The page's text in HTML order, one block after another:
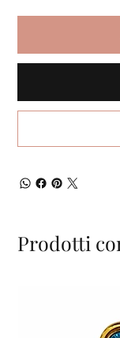
Prodotti